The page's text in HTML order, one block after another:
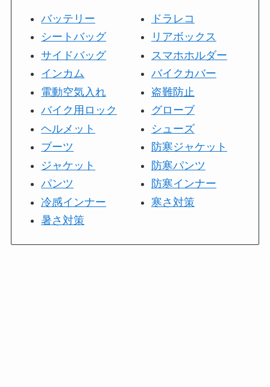
バッテリー
シートバッグ
サイドバッグ
インカム
電動空気入れ
バイク用ロック
ヘルメット
ブーツ
ジャケット
パンツ
冷感インナー
暑さ対策
ドラレコ
リアボックス
スマホホルダー
バイクカバー
盗難防止
グローブ
シューズ
防寒ジャケット
防寒パンツ
防寒インナー
寒さ対策